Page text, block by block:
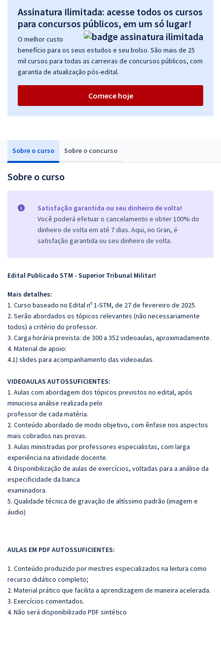
Sobre o curso Sobre o concurso
Sobre o curso
Satisfação garantida ou seu dinheiro de volta!
Você poderá efetuar o cancelamento e obter 100% do
dinheiro de volta em até 7 dias. Aqui, no Gran, é
satisfação garantida ou seu dinheiro de volta.
Edital Publicado STM - Superior Tribunal Militar!
Mais detalhes:
1. Curso baseado no Edital nº 1-STM, de 27 de fevereiro de 2025.
2. Serão abordados os tópicos relevantes (não necessariamente
todos) a critério do professor.
3. Carga horária prevista: de 300 a 352 videoaulas, aproximadamente.
4. Material de apoio:
4.1) slides para acompanhamento das videoaulas.
VIDEOAULAS AUTOSSUFICIENTES:
1. Aulas com abordagem dos tópicos previstos no edital, após
minuciosa análise realizada pelo
professor de cada matéria.
2. Conteúdo abordado de modo objetivo, com ênfase nos aspectos
mais cobrados nas provas.
3. Aulas ministradas por professores especialistas, com larga
experiência na atividade docente.
4. Disponibilização de aulas de exercícios, voltadas para a análise da
especificidade da banca
examinadora.
5. Qualidade técnica de gravação de altíssimo padrão (imagem e
áudio)
AULAS EM PDF AUTOSSUFICIENTES:
1. Conteúdo produzido por mestres especializados na leitura como
recurso didático completo;
2. Material prático que facilita a aprendizagem de maneira acelerada.
3. Exercícios comentados.
4. Não será disponibilizado PDF sintético
Assinatura Ilimitada: acesse todos os cursos
para concursos públicos, em um só lugar!
O melhor custo
benefício para os seus estudos e seu bolso. São mais de 25
mil cursos para todas as carreiras de concursos públicos, com
garantia de atualização pós-edital.
Comece hoje